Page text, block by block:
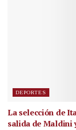
DEPORTES
La selección de
salida de Maldini